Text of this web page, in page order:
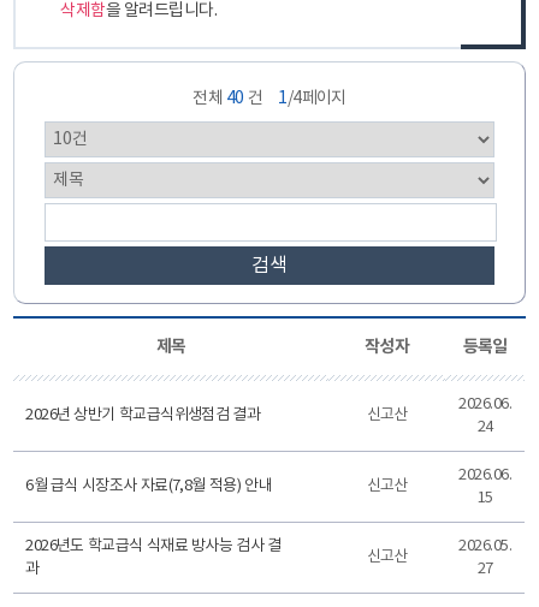
삭제함을 알려드립니다.
전체 40 건 1/4페이지
검색
제목 작성자 등록일
2026년 상반기 학교급식위생점검 결과 신고산
2026.06.
24
6월 급식 시장조사 자료(7,8월 적용) 안내 신고산
2026.06.
15
2026년도 학교급식 식재료 방사능 검사 결
과
신고산
2026.05.
27